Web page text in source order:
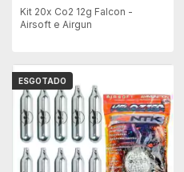
Kit 20x Co2 12g Falcon -
Airsoft e Airgun
ESGOTADO